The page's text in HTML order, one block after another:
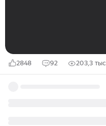
2848 92 203,3 тыс